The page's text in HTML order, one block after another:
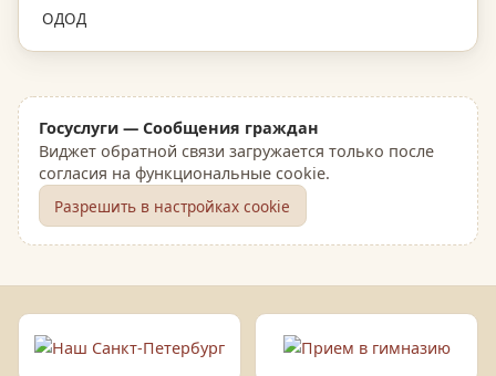
ОДОД
Госуслуги — Сообщения граждан
Виджет обратной связи загружается только после
согласия на функциональные cookie.
Разрешить в настройках cookie